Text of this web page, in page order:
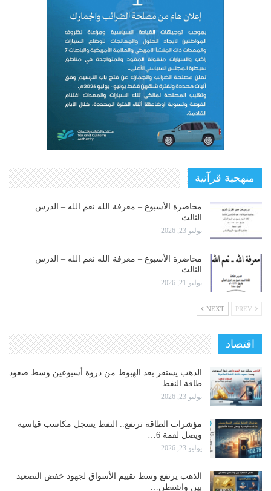
منهجية قرآنية
محاضرة الأسبوع – معرفة الله نعم الله – الدرس
الثالث…
يوليو 23, 2026
محاضرة الأسبوع – معرفة الله نعم الله – الدرس
الثالث…
يوليو 21, 2026
NEXT
اقتصاد
الذهب يستقر بعد الهبوط من ذروة أسبوعين وسط صعود
طاقة النفط…
يوليو 23, 2026
مؤشرات الطاقة ترتفع.. النفط يسجل مكاسب قياسية
ويصل لقمة 6…
يوليو 23, 2026
الذهب يرتفع وسط تقييم الأسواق لجهود خفض التصعيد
بين واشنطن…